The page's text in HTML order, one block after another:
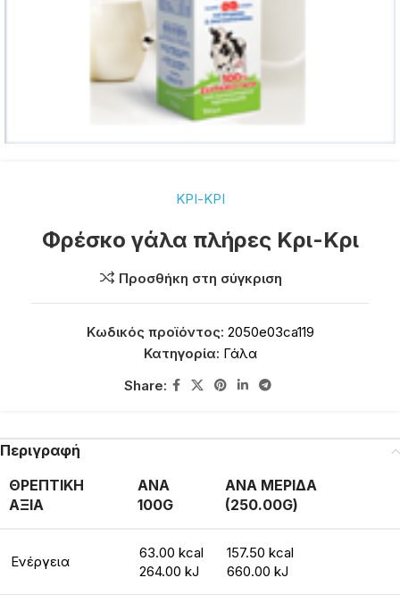
ΚΡΙ-ΚΡΙ
Φρέσκο γάλα πλήρες Κρι-Κρι
Προσθήκη στη σύγκριση
Κωδικός προϊόντος: 2050e03ca119
Κατηγορία: Γάλα
Share:
Περιγραφή
ΘΡΕΠΤΙΚΗ
ΑΞΙΑ
ΑΝΑ
100G
ΑΝΑ ΜΕΡΙΔΑ
(250.00G)
Ενέργεια
63.00 kcal
264.00 kJ
157.50 kcal
660.00 kJ